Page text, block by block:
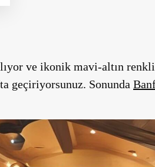
ve ikonik mavi-altın
geçiriyorsunuz. Sonunda